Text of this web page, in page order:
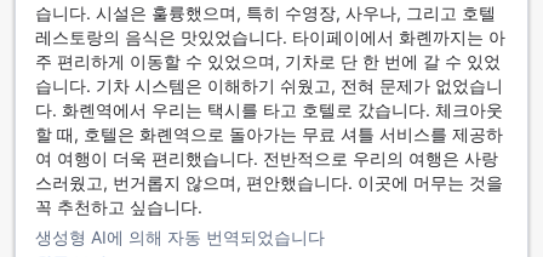
습니다. 시설은 훌륭했으며, 특히 수영장, 사우나, 그리고 호텔
레스토랑의 음식은 맛있었습니다. 타이페이에서 화롄까지는 아
주 편리하게 이동할 수 있었으며, 기차로 단 한 번에 갈 수 있었
습니다. 기차 시스템은 이해하기 쉬웠고, 전혀 문제가 없었습니
다. 화롄역에서 우리는 택시를 타고 호텔로 갔습니다. 체크아웃
할 때, 호텔은 화롄역으로 돌아가는 무료 셔틀 서비스를 제공하
여 여행이 더욱 편리했습니다. 전반적으로 우리의 여행은 사랑
스러웠고, 번거롭지 않으며, 편안했습니다. 이곳에 머무는 것을
꼭 추천하고 싶습니다.
생성형 AI에 의해 자동 번역되었습니다